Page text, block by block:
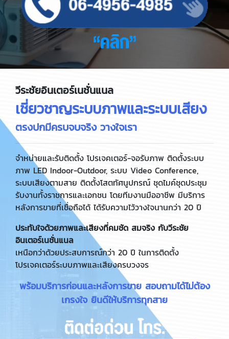
วีระชัยอินเตอร์เนชั่นแนล
เชี่ยวชาญระบบภาพและระบบเสียง
ตรงปกมีครบจบจริง วางใจเรา
จำหน่ายและรับติดตั้ง โปรเจคเตอร์-จอรับภาพ ติดตั้งระบบ
ภาพ LED Indoor-Outdoor, ระบบ Video Conference,
ระบบเสียงตามสาย ติดตั้งโสตทัศนูปกรณ์ ชุดไมค์ชุดประชุม
รับงานทั้งราชการและเอกชน โดยทีมงานมืออาชีพ มีบริการ
หลังการขายที่เชื่อถือได้ ได้รับความไว้วางใจนานกว่า 20 ปี
ประทับใจด้วยภาพและเสียงที่คมชัด สมจริง กับวีระชัย
อินเตอร์เนชั่นแนล
เหนือกว่าด้วยประสบการณ์กว่า 20 ปี ในการติดตั้ง
โปรเจคเตอร์ระบบภาพและเสียงครบวงจร
พร้อมบริการก่อนและหลังการขาย สอบถามได้ไม่ต้อง
เกรงใจ ยินดีให้บริการทุกสาย